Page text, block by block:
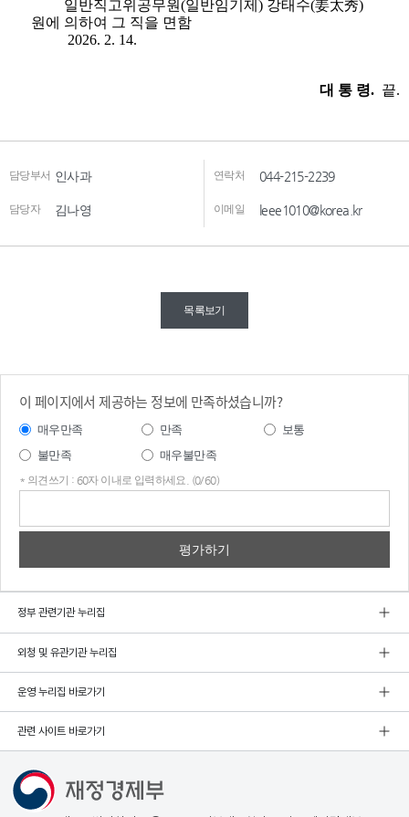
담당부서 인사과 연락처 044-215-2239
담당자 김나영 이메일 leee1010@korea.kr
목록보기
이 페이지에서 제공하는 정보에 만족하셨습니까?
매우만족 만족
보통
불만족
매우불만족
* 의견쓰기 : 60자 이내로 입력하세요. (0/60)
정부 관련기관 누리집
외청 및 유관기관 누리집
운영 누리집 바로가기
관련 사이트 바로가기